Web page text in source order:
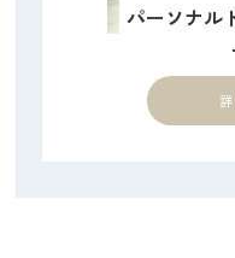
パーソナル